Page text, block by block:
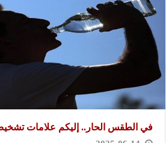
في الطقس الحار.. إليكم علامات